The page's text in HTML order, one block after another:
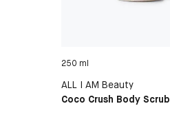
250 ml
ALL I AM Beauty
Coco Crush Body Scrub